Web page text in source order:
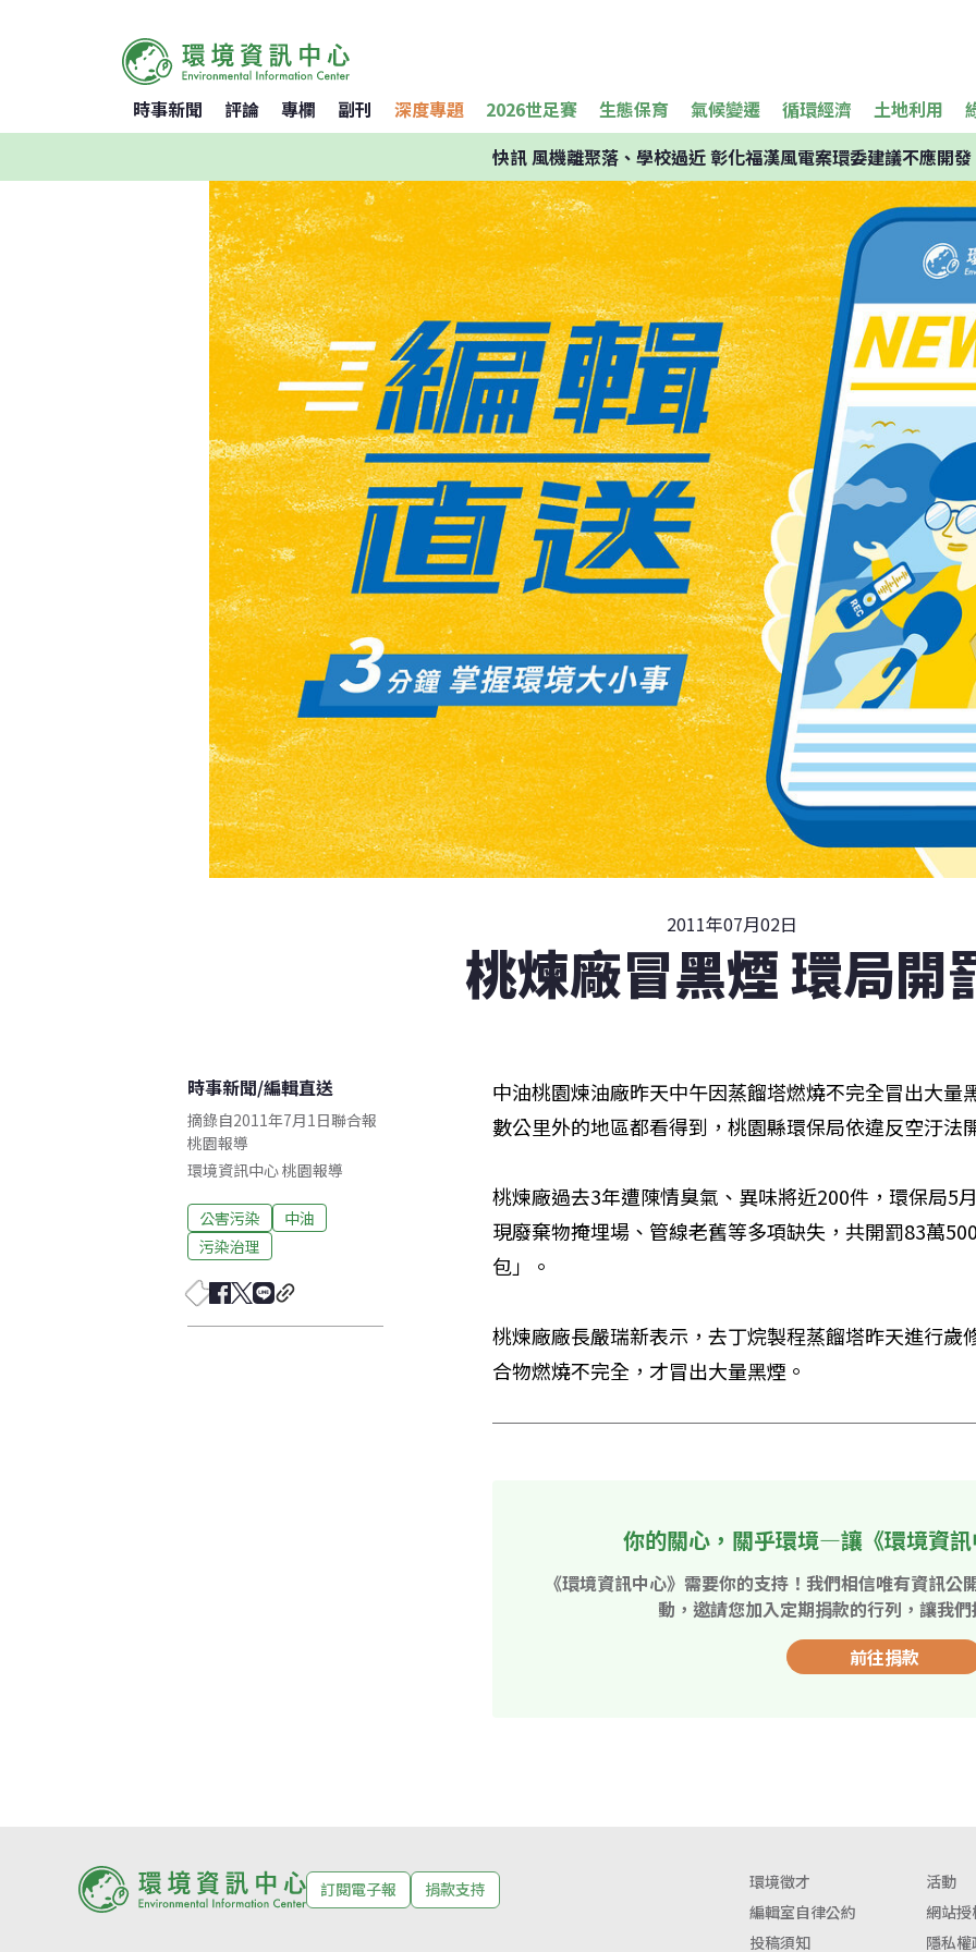
時事新聞 評論 專欄 副刊 深度專題 2026世足賽 生態保育 氣候變遷 循環經濟 土地利用
快訊風機離聚落、學校過近 彰化福漢風電案環委建議不應開發
2011年07月02日
桃煉廠冒黑煙 環局開
時事新聞/編輯直送
摘錄自2011年7月1日聯合報
桃園報導
環境資訊中心桃園報導
公害污染
中油
污染治理
中油桃園煉油廠昨天中午因蒸餾塔燃燒不完全冒出大量
數公里外的地區都看得到，桃園縣環保局依違反空汙法
桃煉廠過去3年遭陳情臭氣、異味將近200件，環保局5
現廢棄物掩埋場、管線老舊等多項缺失，共開罰83萬
包」。
桃煉廠廠長嚴瑞新表示，去丁烷製程蒸餾塔昨天進行歲
合物燃燒不完全，才冒出大量黑煙。
你的關心，關乎環境—讓《環境資
《環境資訊中心》需要你的支持！我們相信唯有資訊
動，邀請您加入定期捐款的行列，讓我
前往捐款
訂閱電子報 捐款支持 環境徵才
活動
編輯室自律公約
網站
投稿須知
隱私